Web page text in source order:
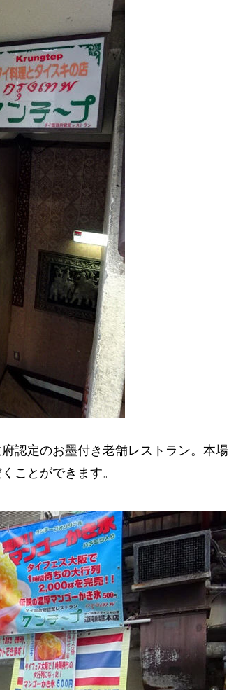
認定のお墨付き老舗レストラン。本場
ことができます。